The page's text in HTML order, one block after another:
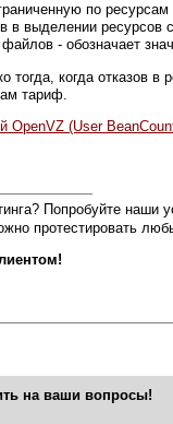
по
в выделении
- обозначает
тогда, когда отказов
тариф.
OpenVZ (User
Попробуйте наши
протестировать
на ваши вопросы!